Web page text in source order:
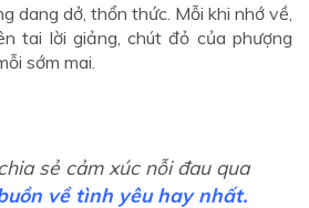
dang dở, thổn thức. Mỗi khi nhớ về,
tai lời giảng, chút đỏ của phượng
sớm mai.
sẻ cảm xúc nỗi đau qua
về tình yêu hay nhất.